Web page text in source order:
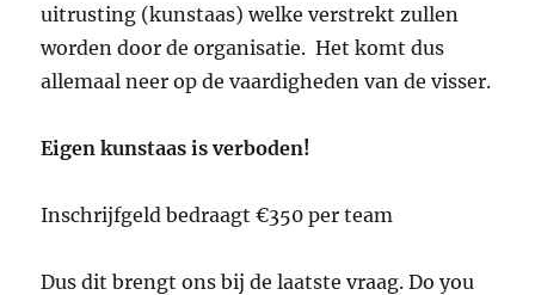
uitrusting (kunstaas) welke verstrekt zullen
worden door de organisatie. Het komt dus
allemaal neer op de vaardigheden van de visser.
Eigen kunstaas is verboden!
Inschrijfgeld bedraagt €350 per team
Dus dit brengt ons bij de laatste vraag. Do you